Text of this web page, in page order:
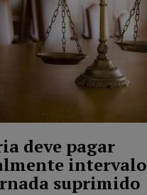
deve pagar
intervalo
suprimido